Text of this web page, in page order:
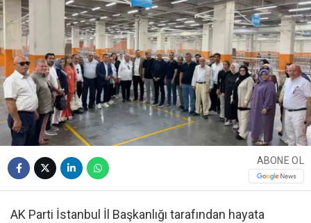
ABONE OL
AK Parti İstanbul İl Başkanlığı tarafından hayata